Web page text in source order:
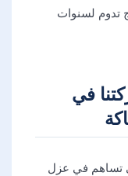
تدوم لسنوات
في
تساهم في عزل